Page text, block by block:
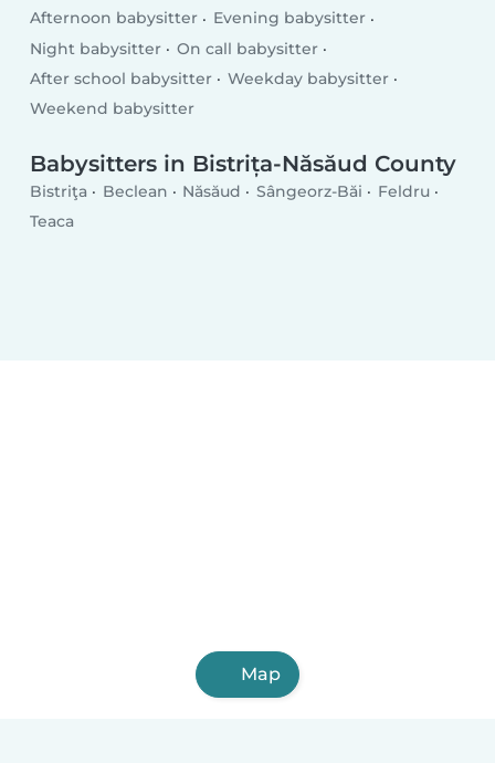
Afternoon babysitter
Evening babysitter
Night babysitter
On call babysitter
After school babysitter
Weekday babysitter
Weekend babysitter
Babysitters in Bistrița-Năsăud County
Bistriţa Beclean Năsăud Sângeorz-Băi
Feldru
Teaca
Map